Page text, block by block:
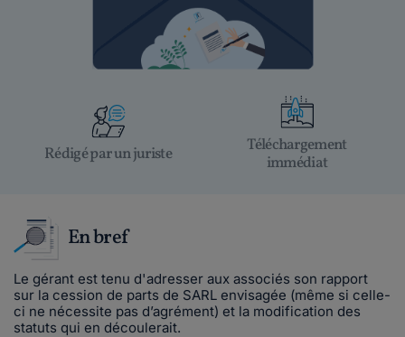
Rédigé par un juriste
Téléchargement
immédiat
En bref
Le gérant est tenu d'adresser aux associés son rapport
sur la cession de parts de SARL envisagée (même si celle-
ci ne nécessite pas d’agrément) et la modification des
statuts qui en découlerait.